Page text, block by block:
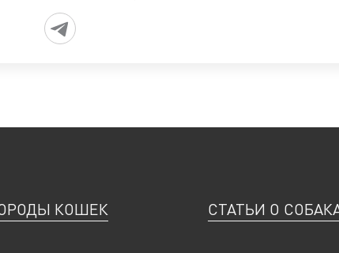
информация о продукте представлена непосредственно
КОШЕК СТАТЬИ О